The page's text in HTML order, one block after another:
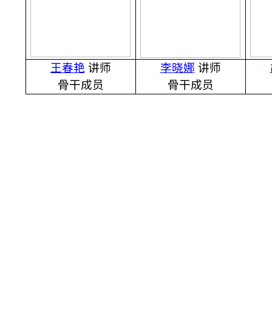
王春艳 讲师
骨干成员
李晓娜 讲师
骨干成员